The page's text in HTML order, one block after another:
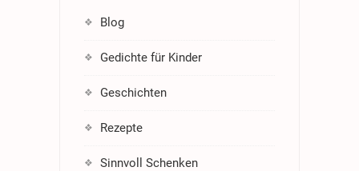
Blog
Gedichte für Kinder
Geschichten
Rezepte
Sinnvoll Schenken